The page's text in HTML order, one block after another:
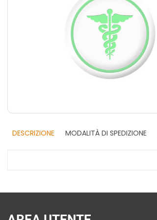
DESCRIZIONE MODALITÀ DI SPEDIZIONE